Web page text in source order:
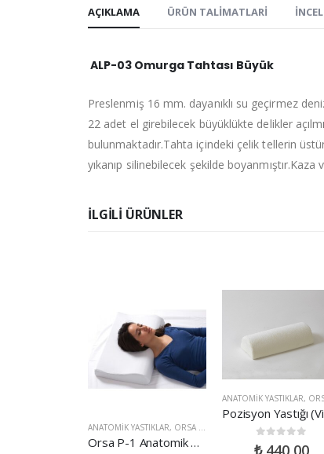
AÇIKLAMA ÜRÜN TALIMATLARI
ALP-03 Omurga Tahtası Büyük
Preslenmiş 16 mm. dayanıklı su geçirmez
22 adet el girebilecek büyüklükte delikler
bulunmaktadır.Tahta içindeki çelik tellerin
yıkanıp silinebilecek şekilde
ILGILI ÜRÜNLER
,ORSA ÜRÜNLERI
ANATOMIK YASTIKLAR, ORSA ÜRÜNLERI
Orsa P-1 Anatomik Boyun Yastığı
ANATOMIK YASTIKLAR, ORSA
0 out of 5
₺440,00